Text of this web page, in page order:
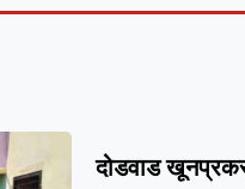
दोडवाड